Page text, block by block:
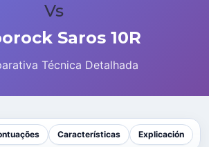
Vs
Saros 10R
Técnica Detalhada
Características Explicación